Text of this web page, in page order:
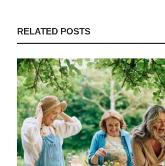
RELATED POSTS